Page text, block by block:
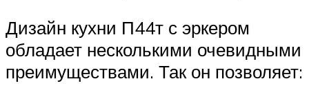
Дизайн кухни П44т с эркером
обладает несколькими очевидными
преимуществами. Так он позволяет: